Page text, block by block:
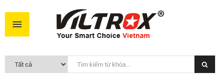
Viltrox EF-M1 Lens Mount Adapter
2.090.000VNĐ